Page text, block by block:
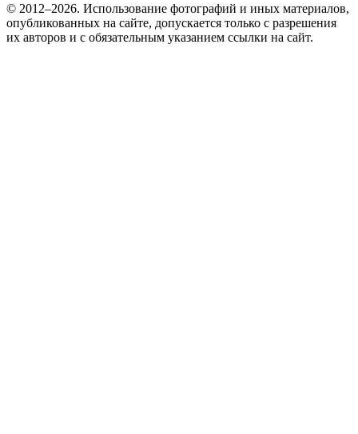
© 2012–2026. Использование фотографий и иных материалов,
опубликованных на сайте, допускается только с разрешения
их авторов и c обязательным указанием ссылки на сайт.